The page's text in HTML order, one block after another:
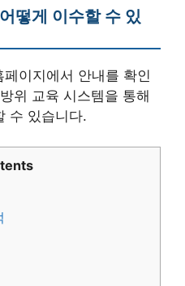
떻게 이수할 수 있
이지에서 안내를 확인
위 교육 시스템을 통해
수 있습니다.